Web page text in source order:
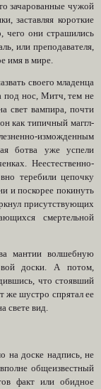
зачарованные чужой
заставляя короткие
чего они страшились
или преподавателя,
имя в мире.
своего младенца
под нос, Митч, тем не
свет вампира, почти
как типичный маггл-
изможденным
ботва уже успели
Неестественно-
теребили цепочку
и поскорее покинуть
присутствующих
смертельной
мантии волшебную
доски. А потом,
что стоявший
же шустро спрятал ее
свете вид.
на доске надпись, не
общеизвестный
факт или обидное